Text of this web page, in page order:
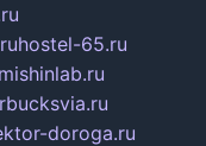
hostel-65.ru
mishinlab.ru
doroga.ru